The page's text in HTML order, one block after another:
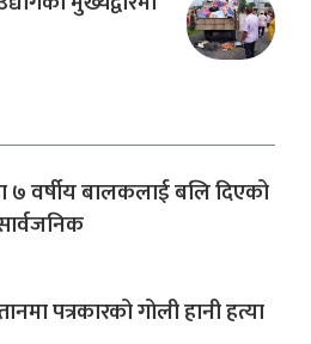
७ वर्षीय बालकलाई बलि दिएको
पत्रकारको गोली हानी हत्या